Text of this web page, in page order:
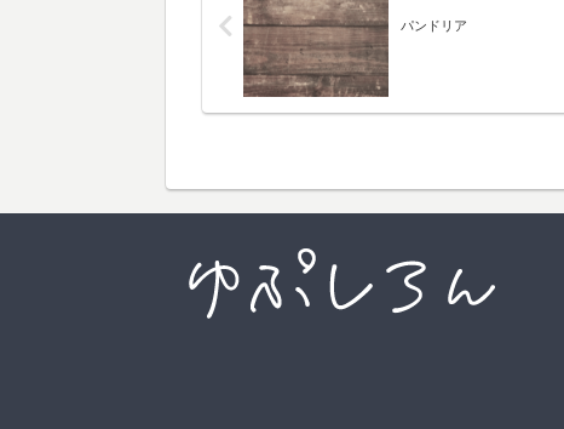
パンドリア